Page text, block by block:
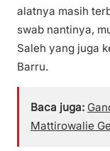
alatnya masih
swab nantinya,
Saleh yang juga
Barru.
Baca juga:
Mattirowalie